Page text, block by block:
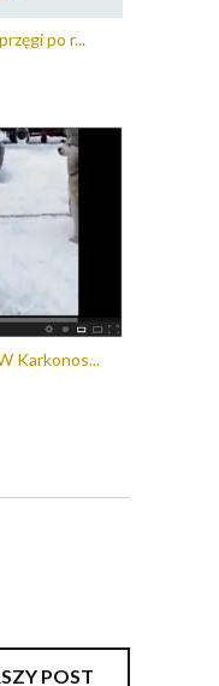
po r...
Karkonos...
POST